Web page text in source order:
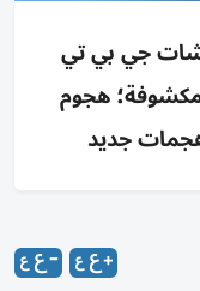
شات جي بي تي
هجوم
جديد